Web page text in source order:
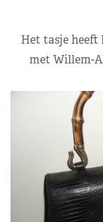
Het tasje
met Willem-